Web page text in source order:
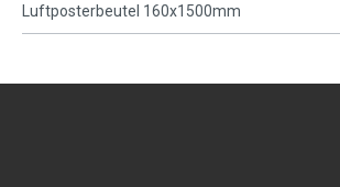
Luftposterbeutel 160x1500mm